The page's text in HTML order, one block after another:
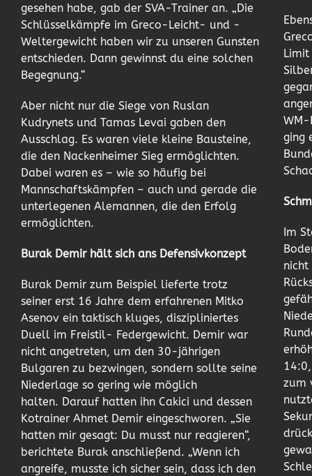
gesehen habe, gab der SVA-Trainer an. „Die
Schlüsselkämpfe im Greco-Leicht- und -
Weltergewicht haben wir zu unseren Gunsten
entschieden. Dann gewinnst du eine solchen
Begegnung.“
Aber nicht nur die Siege von Ruslan
Kudrynets und Tamas Levai gaben den
Ausschlag. Es waren viele kleine Bausteine,
die den Nackenheimer Sieg ermöglichten.
Dabei waren es – wie so häufig bei
Mannschaftskämpfen – auch und gerade die
unterlegenen Alemannen, die den Erfolg
ermöglichten.
Burak Demir hält sich ans Defensivkonzept
Burak Demir zum Beispiel lieferte trotz
seiner erst 16 Jahre dem erfahrenen Mitko
Asenov ein taktisch kluges, diszipliniertes
Duell im Freistil- Federgewicht. Demir war
nicht angetreten, um den 30-jährigen
Bulgaren zu bezwingen, sondern sollte seine
Niederlage so gering wie möglich
halten. Darauf hatten ihn Cakici und dessen
Kotrainer Ahmet Demir eingeschworen. „Sie
hatten mir gesagt: Du musst nur reagieren“,
berichtete Burak anschließend. „Wenn ich
angreife, musste ich sicher sein, dass ich den
Limit
WM-
ging
Im
zum